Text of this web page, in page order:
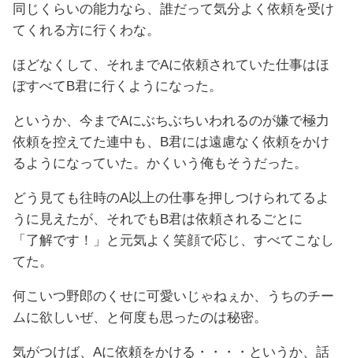
同じくらいの能力なら、誰だって気分よく依頼を受け
てくれる方に行くわな。
ほどなくして、それまでAに依頼されていた仕事はほ
ぼすべてB君に行くようになった。
というか、今までAにぶちぶちいわれるのが嫌で極力
依頼を控えてた連中も、B君には遠慮なく依頼をかけ
るようになっていた。かくいう俺もそうだった。
どう見ても往時のA以上の仕事を押しつけられてるよ
うに見えたが、それでもB君は依頼されるごとに
「了解です！」と元気よく笑顔で応じ、すべてこなし
てた。
何こいつ野郎のくせに可愛いじゃねぇか、うちのチー
ムに欲しいぜ、と何度も思ったのは秘密。
気がつけば、Aに依頼をかける・・・・というか、話